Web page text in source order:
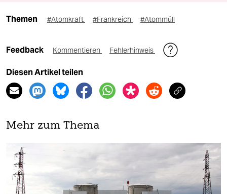
Themen #Atomkraft #Frankreich #Atommüll
Feedback Kommentieren Fehlerhinweis
Diesen Artikel teilen
Mehr zum Thema